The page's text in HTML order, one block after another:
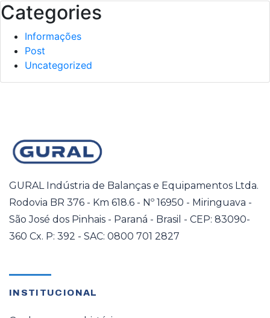
Categories
Informações
Post
Uncategorized
GURAL Indústria de Balanças e Equipamentos Ltda.
Rodovia BR 376 - Km 618.6 - Nº 16950 - Miringuava -
São José dos Pinhais - Paraná - Brasil - CEP: 83090-
360 Cx. P: 392 - SAC: 0800 701 2827
INSTITUCIONAL